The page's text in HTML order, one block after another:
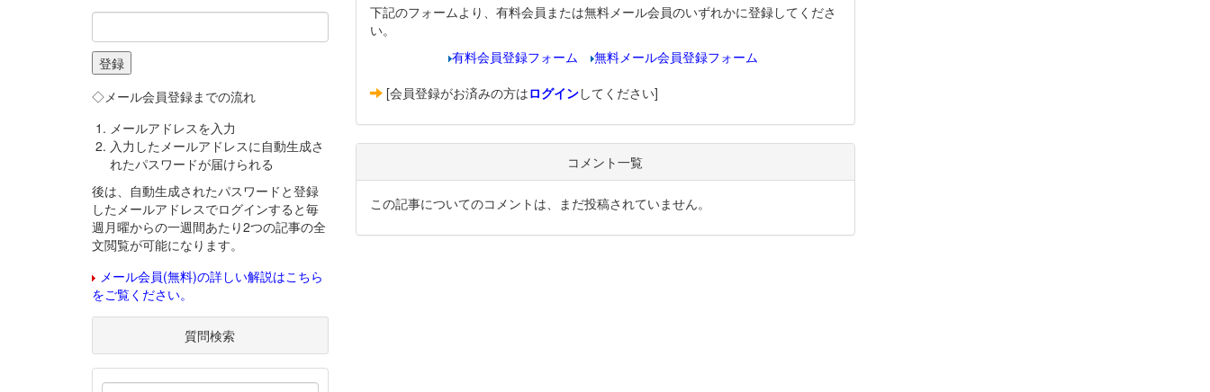
下記のフォームより、有料会員または無料メール会員のいずれかに登録してくださ
い。
有料会員登録フォーム
無料メール会員登録フォーム
[会員登録がお済みの方はログインしてください]
コメント一覧
この記事についてのコメントは、まだ投稿されていません。
◇メール会員登録までの流れ
メールアドレスを入力
入力したメールアドレスに自動生成さ
れたパスワードが届けられる
後は、自動生成されたパスワードと登録
したメールアドレスでログインすると毎
週月曜からの一週間あたり2つの記事の全
文閲覧が可能になります。
メール会員(無料)の詳しい解説はこちら
をご覧ください。
質問検索